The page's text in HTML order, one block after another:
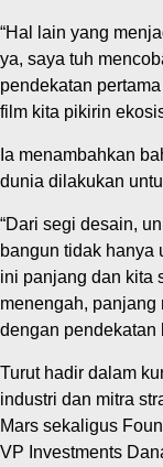
“Hal lain yang
ya, saya tuh
pendekatan
film kita pikirin
Ia menambahkan
dunia dilakukan
“Dari segi desain,
bangun tidak hanya
ini panjang dan kita
menengah,
dengan pendekatan
Turut hadir dalam
industri dan mitra
Mars sekaligus
VP Investments